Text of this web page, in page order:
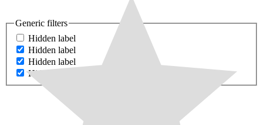
Generic filters
Hidden label
Hidden label
Hidden label
Hidden label